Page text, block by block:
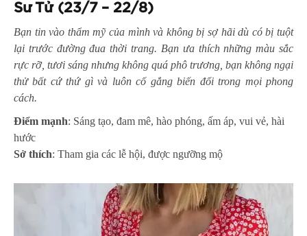
Sư Tử (23/7 – 22/8)
Bạn tin vào thẩm mỹ của mình và không bị sợ hãi dù có bị tuột
lại trước đường đua thời trang. Bạn ưa thích những màu sắc
rực rỡ, tươi sáng nhưng không quá phô trương, bạn không ngại
thử bất cứ thứ gì và luôn cố gắng biến đổi trong mọi phong
cách.
Điểm mạnh: Sáng tạo, đam mê, hào phóng, ấm áp, vui vẻ, hài
hước
Sở thích: Tham gia các lễ hội, được ngưỡng mộ